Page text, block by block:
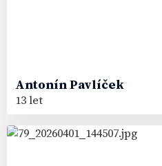
AntonínPavlíček
13 let